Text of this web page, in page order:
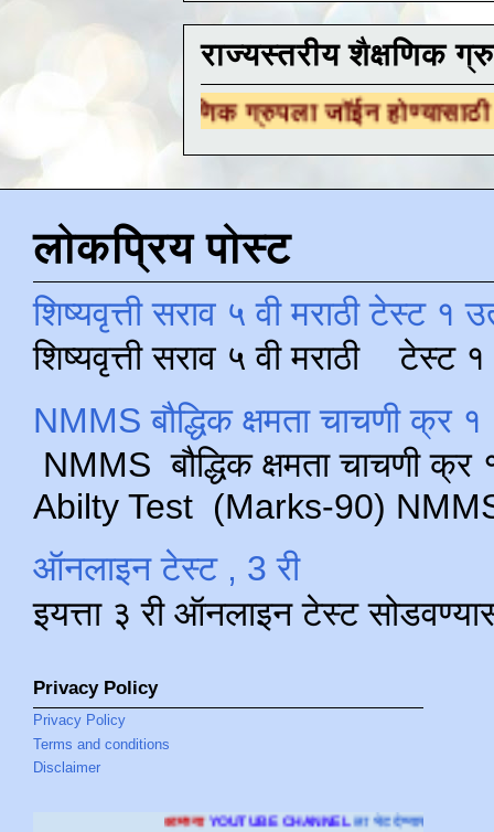
राज्यस्तरीय शैक्षणिक
ग्रुपला जॉईन होण्यासाठीयेथे क्लिक करा
लोकप्रिय पोस्ट
शिष्यवृत्ती सराव ५ वी मराठी टेस्ट १
शिष्यवृत्ती सराव ५ वी मराठी टेस्ट
NMMS बौद्धिक क्षमता चाचणी क्र
NMMS बौद्धिक क्षमता चाचणी
Abilty Test (Marks-90) NMMS
ऑनलाइन टेस्ट , 3 री
इयत्ता ३ री ऑनलाइन टेस्ट
Privacy Policy
Privacy Policy
Terms and conditions
Disclaimer
YOUTUBE CHANNELला भेट देण्यासाठी क्लिक करा.